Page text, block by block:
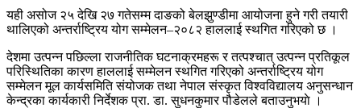
यही असोज २५ देखि २७ गतेसम्म दाङको बेलझुण्डीमा आयोजना हुने गरी तयारी
थालिएको अन्तर्राष्ट्रिय योग सम्मेलन–२०८२ हाललाई स्थगित गरिएको छ ।
देशमा उत्पन्न पछिल्ला राजनीतिक घटनाक्रमहरू र तत्पश्चात् उत्पन्न प्रतिकूल
परिस्थितिका कारण हाललाई सम्मेलन स्थगित गरिएको अन्तर्राष्ट्रिय योग
सम्मेलन मूल कार्यसमिति संयोजक तथा नेपाल संस्कृत विश्वविद्यालय अनुसन्धान
केन्द्रका कार्यकारी निर्देशक प्रा. डा. सुधनकुमार पौडेलले बताउनुभयाे ।